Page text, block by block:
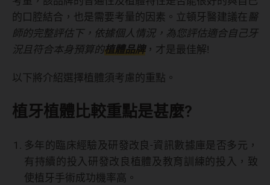
的口腔結合，也是需要考量的因素。立頓牙醫建議在醫
師的完整評估下，依據個人情況，為您評估適合自己牙
況且符合本身預算的植體品牌，才是最佳解!
以下將介紹選擇植體須考慮的重點。
植牙植體比較重點是甚麼?
多年的臨床經驗及研發改良-資訊數據庫是否多元，
有持續的投入研發改良植體及教育訓練的投入，致
使植牙手術成功機率高。